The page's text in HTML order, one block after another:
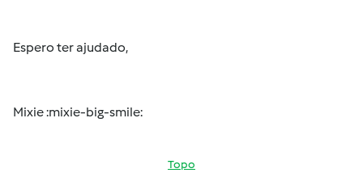
Espero ter ajudado,
Mixie :mixie-big-smile:
Topo